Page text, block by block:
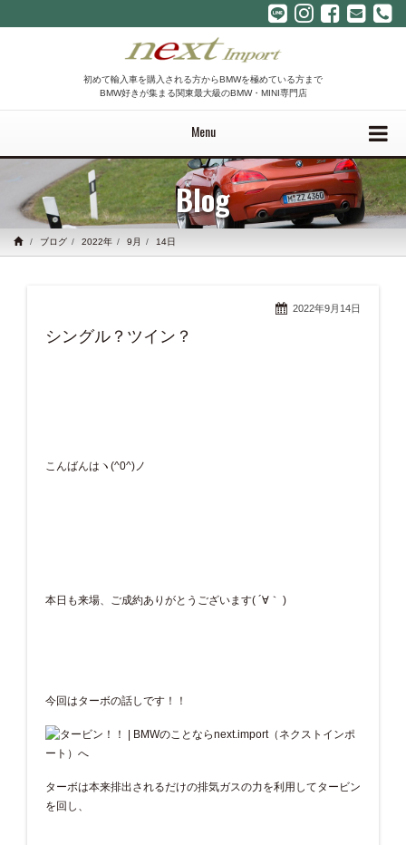
初めて輸入車を購入される方からBMWを極めている方まで
BMW好きが集まる関東最大級のBMW・MINI専門店
Menu
Blog
ブログ 2022年 9月 14日
2022年9月14日
シングル？ツイン？
こんばんはヽ(^0^)ノ
本日も来場、ご成約ありがとうございます( ´∀｀ )
今回はターボの話しです！！
ターボは本来排出されるだけの排気ガスの力を利用してタービン
を回し、